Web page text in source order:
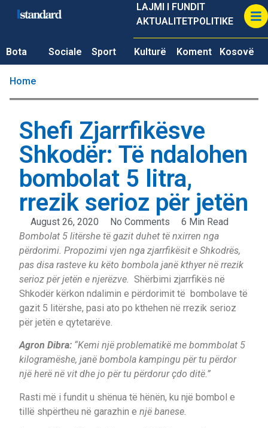
LAJMI I FUNDIT
AKTUALITETPOLITIKE
Bota Sociale Sport Kulturë Koment Kosovë
Home
Shefi Zjarrfikësve
Shkodër: Të ndalohen
bombolat 5 litra,
rrezik serioz për jetën
August 26, 2020 No Comments
6 Min Read
Bombolat 5 litërshe të gazit duhet të nxirren nga
përdorimi. Propozimi vjen nga zjarrfikësit e Shkodrës,
pas disa rasteve ku këto bombola janë kthyer në rrezik
serioz për jetën e njerëzve. Shërbimi zjarrfikës në
Shkodër kërkon ndalimin e përdorimit të bombolave të
gazit 5 litërshe, pasi ato po kthehen në rrezik serioz
për jetën e qytetarëve.
Agron Dibra: “Kemi një problematikë me bommbolat 5
kilogramëshe, janë bombola kampingu për tu përdor
një herë në vit dhe jo për tu përdorur çdo ditë.”
Rasti më i fundit u shënua të hënën, ku një bombol e
tillë shpërtheu në garazhin e një banese.